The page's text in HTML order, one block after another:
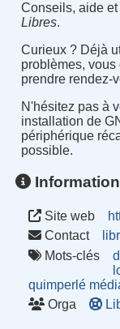
Conseils, aide
Libres.
Curieux ? Déjà
problèmes,
prendre rendez-
N'hésitez pas à
installation de
périphérique
possible.
Site web
Contact
Mots-clés
quimperlé
Orga